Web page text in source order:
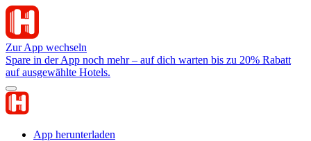
Zur App wechseln
Spare in der App noch mehr – auf dich warten bis zu 20% Rabatt
auf ausgewählte Hotels.
App herunterladen